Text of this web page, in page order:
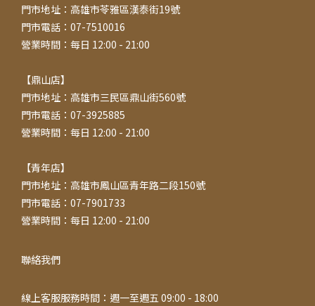
門市地址：高雄市苓雅區漢泰街19號
門市電話：07-7510016
營業時間：每日 12:00 - 21:00
【鼎山店】
門市地址：高雄市三民區鼎山街560號
門市電話：07-3925885
營業時間：每日 12:00 - 21:00
【青年店】
門市地址：高雄市鳳山區青年路二段150號
門市電話：07-7901733
營業時間：每日 12:00 - 21:00
聯絡我們
線上客服服務時間：週一至週五 09:00 - 18:00